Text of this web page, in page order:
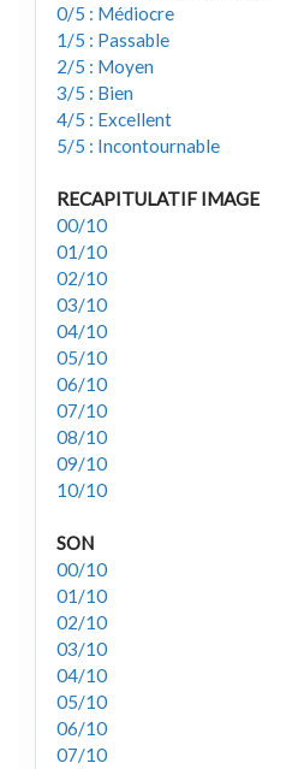
0/5 : Médiocre
1/5 : Passable
2/5 : Moyen
3/5 : Bien
4/5 : Excellent
5/5 : Incontournable
RECAPITULATIF IMAGE
00/10
01/10
02/10
03/10
04/10
05/10
06/10
07/10
08/10
09/10
10/10
SON
00/10
01/10
02/10
03/10
04/10
05/10
06/10
07/10